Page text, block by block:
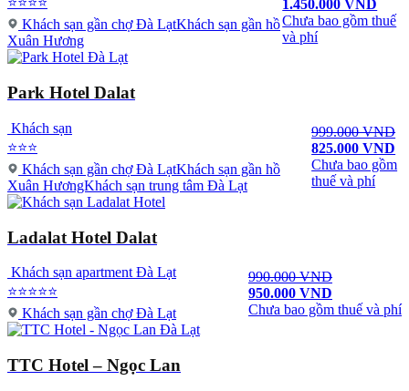
Khách sạn gần chợ Đà LạtKhách sạn gần hồ
Xuân Hương
1.450.000 VND
Chưa bao gồm thuế
và phí
Park Hotel Dalat
Khách sạn
⭐⭐⭐
Khách sạn gần chợ Đà LạtKhách sạn gần hồ
Xuân HươngKhách sạn trung tâm Đà Lạt
999.000 VND
825.000 VND
Chưa bao gồm
thuế và phí
Ladalat Hotel Dalat
Khách sạn apartment Đà Lạt
⭐⭐⭐⭐⭐
Khách sạn gần chợ Đà Lạt
990.000 VND
950.000 VND
Chưa bao gồm thuế và phí
TTC Hotel – Ngọc Lan